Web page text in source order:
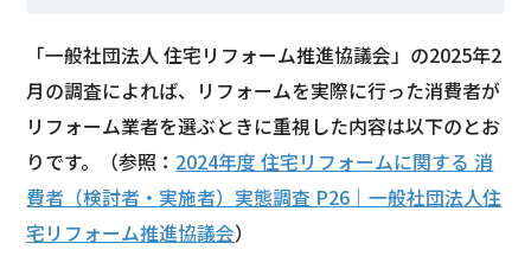
「一般社団法人 住宅リフォーム推進協議会」の2025年2
月の調査によれば、リフォームを実際に行った消費者が
リフォーム業者を選ぶときに重視した内容は以下のとお
りです。（参照： 2024年度 住宅リフォームに関する 消
費者（検討者・実施者）実態調査 P26｜一般社団法人住
宅リフォーム推進協議会）